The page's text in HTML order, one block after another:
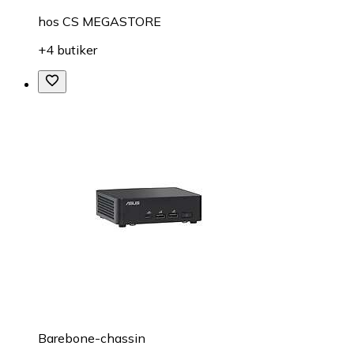
hos CS MEGASTORE
+4 butiker
Barebone-chassin